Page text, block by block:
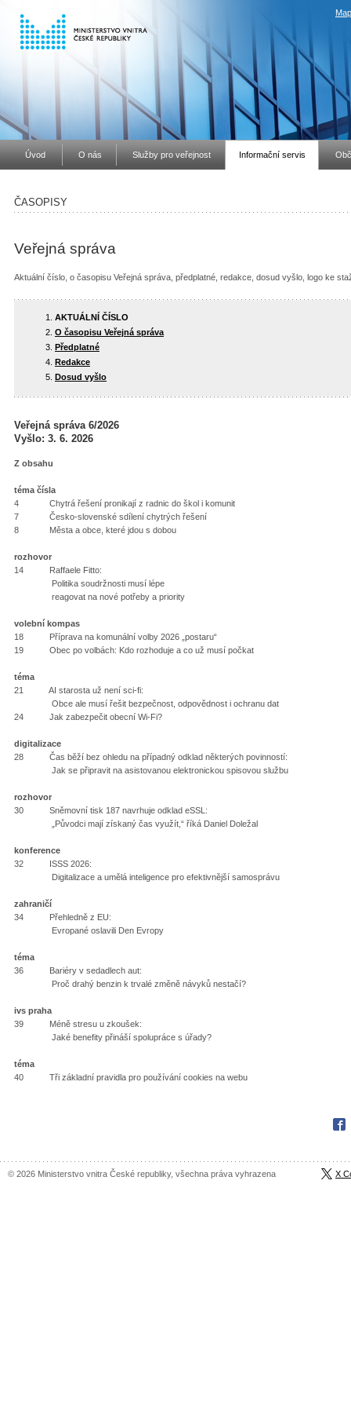
Úvod O nás Služby pro veřejnost Informační servis
ČASOPISY
Veřejná správa
Aktuální číslo, o časopisu Veřejná správa, předplatné, redakce, dosud vyšlo, logo ke
AKTUÁLNÍ ČÍSLO
O časopisu Veřejná správa
Předplatné
Redakce
Dosud vyšlo
Veřejná správa 6/2026
Vyšlo: 3. 6. 2026
Z obsahu
téma čísla
4 Chytrá řešení pronikají z radnic do škol i komunit
7 Česko-slovenské sdílení chytrých řešení
8 Města a obce, které jdou s dobou
rozhovor
14 Raffaele Fitto:
Politika soudržnosti musí lépe
reagovat na nové potřeby a priority
volební kompas
18 Příprava na komunální volby 2026 „postaru“
19 Obec po volbách: Kdo rozhoduje a co už musí počkat
téma
21 AI starosta už není sci-fi:
Obce ale musí řešit bezpečnost, odpovědnost i ochranu dat
24 Jak zabezpečit obecní Wi-Fi?
digitalizace
28 Čas běží bez ohledu na případný odklad některých povinností:
Jak se připravit na asistovanou elektronickou spisovou službu
rozhovor
30 Sněmovní tisk 187 navrhuje odklad eSSL:
„Původci mají získaný čas využít,“ říká Daniel Doležal
konference
32 ISSS 2026:
Digitalizace a umělá inteligence pro efektivnější samosprávu
zahraničí
34 Přehledně z EU:
Evropané oslavili Den Evropy
téma
36 Bariéry v sedadlech aut:
Proč drahý benzin k trvalé změně návyků nestačí?
ivs praha
39 Méně stresu u zkoušek:
Jaké benefity přináší spolupráce s úřady?
téma
40 Tři základní pravidla pro používání cookies na webu
© 2026 Ministerstvo vnitra České republiky, všechna práva vyhrazena X